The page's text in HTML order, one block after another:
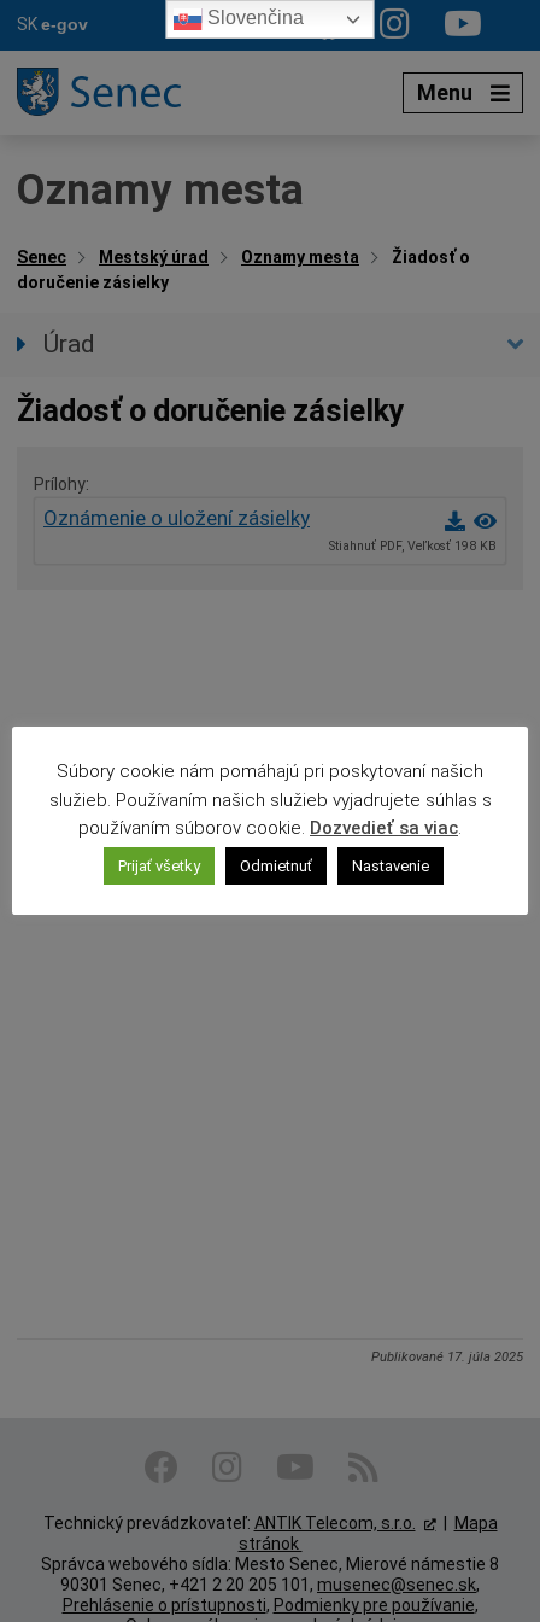
SKe-gov
Menu
Oznamy mesta
Senec Mestský úrad Oznamy mesta
Žiadosť o
doručenie zásielky
Úrad
Úradné hodiny
Oznamy mesta
Agendy (Životné situácie)
Žiadosť o doručenie zásielky
Prílohy
Oznámenie o uložení zásielky
Stiahnuť PDF, Veľkosť 198 KB
Publikované 17. júla 2025
Technický prevádzkovateľ: ANTIK Telecom, s.r.o. |
Mapa
stránok
Správca webového sídla: Mesto Senec, Mierové námestie 8
90301 Senec, +421 2 20 205 101, musenec@senec.sk,
Prehlásenie o prístupnosti, Podmienky pre používanie,
Súbory cookie nám pomáhajú pri poskytovaní našich
služieb. Používaním našich služieb vyjadrujete súhlas s
používaním súborov cookie. Dozvedieť sa viac
Prijať všetky Odmietnuť Nastavenie
Slovenčina